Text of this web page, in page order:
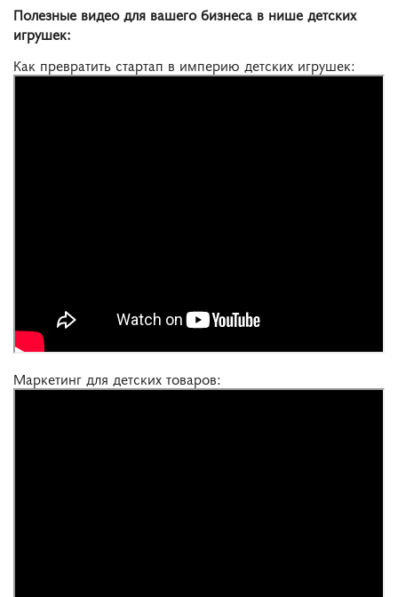
Полезные видео для вашего бизнеса в нише детских
игрушек:
Как превратить стартап в империю детских игрушек:
Маркетинг для детских товаров: